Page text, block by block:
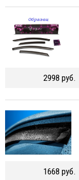
2998 руб.
1668 руб.